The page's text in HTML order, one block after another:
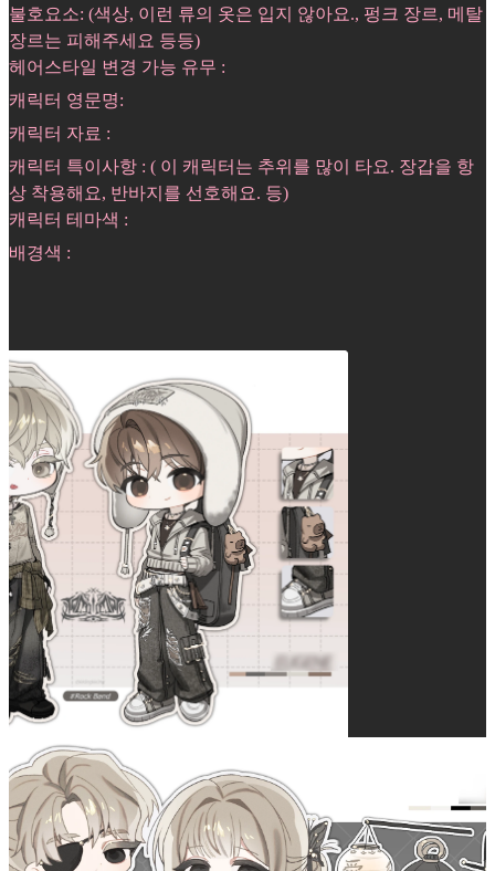
불호요소: (색상, 이런 류의 옷은 입지 않아요., 펑크 장르, 메탈
장르는 피해주세요 등등)
헤어스타일 변경 가능 유무 :
캐릭터 영문명:
캐릭터 자료 :
캐릭터 특이사항 : ( 이 캐릭터는 추위를 많이 타요. 장갑을 항
상 착용해요, 반바지를 선호해요. 등)
캐릭터 테마색 :
배경색 :